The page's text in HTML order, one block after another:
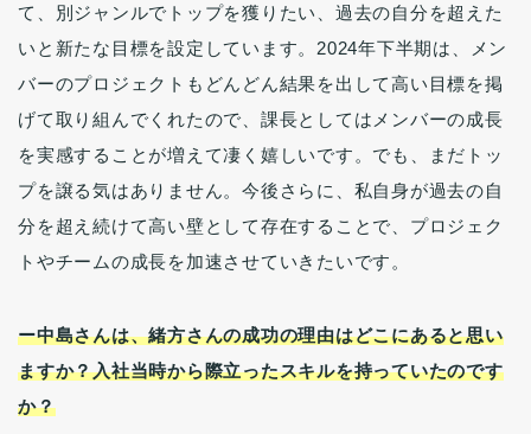
て、別ジャンルでトップを獲りたい、過去の自分を超えた
いと新たな目標を設定しています。2024年下半期は、メン
バーのプロジェクトもどんどん結果を出して高い目標を掲
げて取り組んでくれたので、課長としてはメンバーの成長
を実感することが増えて凄く嬉しいです。でも、まだトッ
プを譲る気はありません。今後さらに、私自身が過去の自
分を超え続けて高い壁として存在することで、プロジェク
トやチームの成長を加速させていきたいです。
ー中島さんは、緒方さんの成功の理由はどこにあると思い
ますか？入社当時から際立ったスキルを持っていたのです
か？